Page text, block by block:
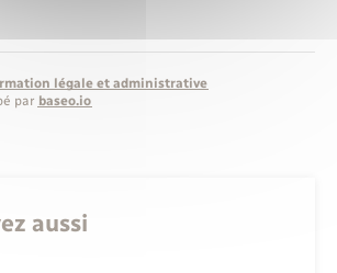
légale et administrative
par baseo.io
aussi